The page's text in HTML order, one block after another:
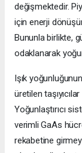
değişmektedir.
için enerji
Bununla birlikte,
odaklanarak
Işık
üretilen
Yoğunlaştırıcı
verimli GaAs
rekabetine